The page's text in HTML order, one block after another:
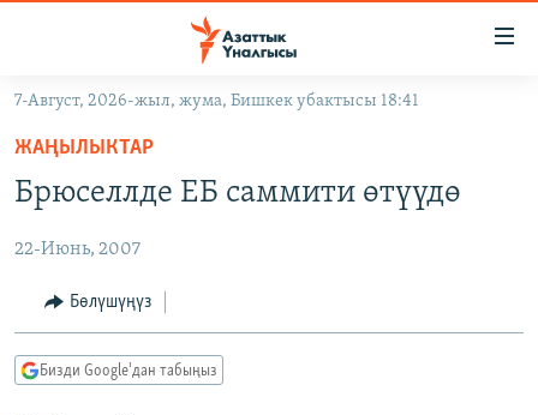
Навигацияга
өтүңүз
Издөөгө
салыңыз
САЯСАТ
ЭКОНОМИКА
ДҮЙНӨ
ДҮЙНӨ
БОРБОР АЗИЯ
УКРАИНА
АТАЙЫН ИЛИКТӨӨ
БҮГҮН АЗАТТЫКТА
ПОДКАСТ
7-Август, 2026-жыл, жума, Бишкек убактысы 18:41
ЖАҢЫЛЫКТАР
Брюселлде ЕБ саммити өтүүдө
22-Июнь, 2007
Бөлүшүңүз
Бизди Google'дан табыңыз